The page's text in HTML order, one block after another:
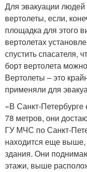
Для эвакуации
вертолеты, если,
площадка для этого
вертолетах
спустить спасателя,
борт вертолета
Вертолеты – это
применяли для
«В Санкт-Петербурге
78 метров, они
ГУ МЧС по Санкт-
находится еще выше,
здания. Они
этажи, выше